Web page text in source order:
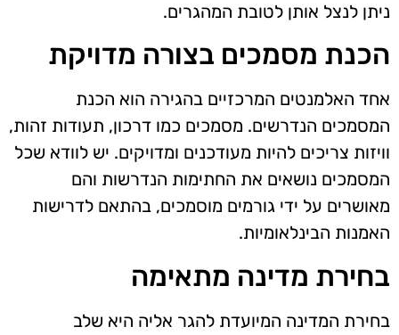
ניתן לנצל אותן לטובת המהגרים.
הכנת מסמכים בצורה מדויקת
אחד האלמנטים המרכזיים בהגירה הוא הכנת
המסמכים הנדרשים. מסמכים כמו דרכון, תעודות זהות,
וויזות צריכים להיות מעודכנים ומדויקים. יש לוודא שכל
המסמכים נושאים את החתימות הנדרשות והם
מאושרים על ידי גורמים מוסמכים, בהתאם לדרישות
האמנות הבינלאומיות.
בחירת מדינה מתאימה
בחירת המדינה המיועדת להגר אליה היא שלב